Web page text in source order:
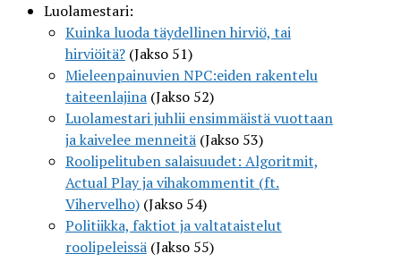
Luolamestari:
Kuinka luoda täydellinen hirviö, tai
hirviöitä?(Jakso 51)
Mieleenpainuvien NPC:eiden rakentelu
taiteenlajina(Jakso 52)
Luolamestari juhlii ensimmäistä vuottaan
ja kaivelee menneitä(Jakso 53)
Roolipelituben salaisuudet: Algoritmit,
Actual Play ja vihakommentit (ft.
Vihervelho‬)(Jakso 54)
Politiikka, faktiot ja valtataistelut
roolipeleissä(Jakso 55)